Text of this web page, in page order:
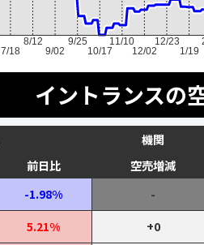
7/18
8/12
9/02
9/25
10/17
11/10
12/02
12/23
1/19
イントランスの
機関
前日比 空売増減
-1.98%
-
5.21%
+0